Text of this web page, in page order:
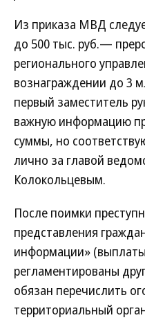
Из приказа МВД
до 500 тыс. руб.—
регионального
вознаграждении до 3
первый заместитель
важную информацию
суммы, но
лично за главой
Колокольцевым.
После поимки
представления
информации»
регламентированы
обязан перечислить
территориальный